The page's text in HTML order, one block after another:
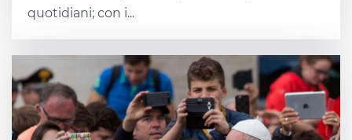
quotidiani; con i...